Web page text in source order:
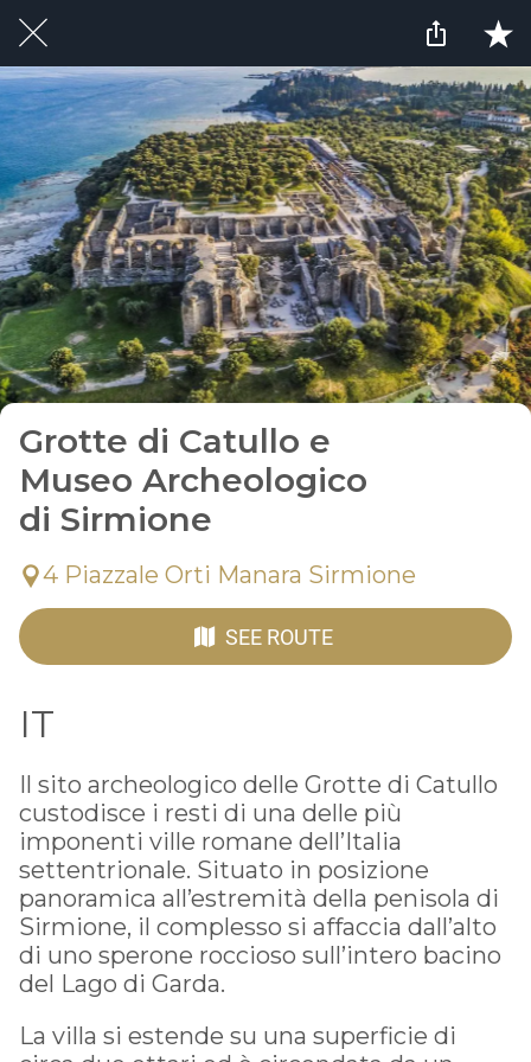
Grotte di Catullo e
Museo Archeologico
di Sirmione
4 Piazzale Orti Manara Sirmione
SEE ROUTE
IT
Il sito archeologico delle Grotte di Catullo
custodisce i resti di una delle più
imponenti ville romane dell’Italia
settentrionale. Situato in posizione
panoramica all’estremità della penisola di
Sirmione, il complesso si affaccia dall’alto
di uno sperone roccioso sull’intero bacino
del Lago di Garda.
La villa si estende su una superficie di